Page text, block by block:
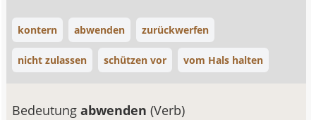
kontern abwenden zurückwerfen
nicht zulassen schützen vor vom Hals halten
Bedeutungabwenden(Verb)